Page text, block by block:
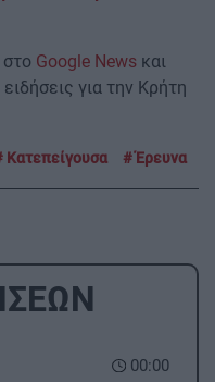
Google News και
για την Κρήτη
Κατεπείγουσα Έρευνα
00:00